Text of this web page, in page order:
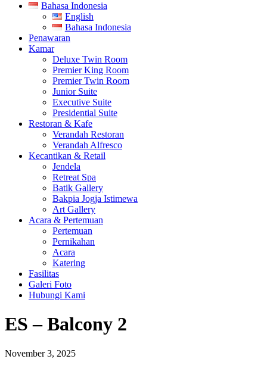
Bahasa Indonesia
English
Bahasa Indonesia
Penawaran
Kamar
Deluxe Twin Room
Premier King Room
Premier Twin Room
Junior Suite
Executive Suite
Presidential Suite
Restoran & Kafe
Verandah Restoran
Verandah Alfresco
Kecantikan & Retail
Jendela
Retreat Spa
Batik Gallery
Bakpia Jogja Istimewa
Art Gallery
Acara & Pertemuan
Pertemuan
Pernikahan
Acara
Katering
Fasilitas
Galeri Foto
Hubungi Kami
ES – Balcony 2
November 3, 2025